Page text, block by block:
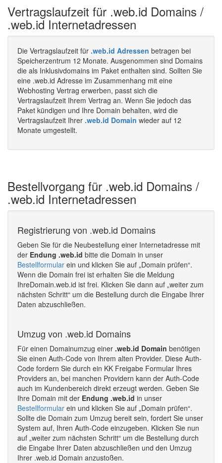
Vertragslaufzeit für .web.id Domains /
.web.id Internetadressen
Die Vertragslaufzeit für .web.id Adressen betragen bei
Speicherzentrum 12 Monate. Ausgenommen sind Domains
die als Inklusivdomains im Paket enthalten sind. Sollten Sie
eine .web.id Adresse im Zusammenhang mit eine
Webhosting Vertrag erwerben, passt sich die
Vertragslaufzeit Ihrem Vertrag an. Wenn Sie jedoch das
Paket kündigen und Ihre Domain behalten, wird die
Vertragslaufzeit Ihrer .web.id Domain wieder auf 12
Monate umgestellt.
Bestellvorgang für .web.id Domains /
.web.id Internetadressen
Registrierung von .web.id Domains
Geben Sie für die Neubestellung einer Internetadresse mit
der Endung .web.id bitte die Domain in unser
Bestellformular ein und klicken Sie auf „Domain prüfen“.
Wenn die Domain frei ist erhalten Sie die Meldung
IhreDomain.web.id ist frei. Klicken Sie dann auf „weiter zum
nächsten Schritt“ um die Bestellung durch die Eingabe Ihrer
Daten abzuschließen.
Umzug von .web.id Domains
Für einen Domainumzug einer .web.id Domain benötigen
Sie einen Auth-Code von Ihrem alten Provider. Diese Auth-
Code fordern Sie durch ein KK Freigabe Formular Ihres
Providers an, bei manchen Providern kann der Auth-Code
auch im Kundenbereich direkt erzeugt werden. Geben Sie
Ihre Domain mit der Endung .web.id in unser
Bestellformular ein und klicken Sie auf „Domain prüfen“.
Sollte die Domain zum Umzug bereit sein, fordert Sie unser
System auf, Ihren Auth-Code einzugeben. Klicken Sie nun
auf „weiter zum nächsten Schritt“ um die Bestellung durch
die Eingabe Ihrer Daten abzuschließen und den Umzug
Ihrer .web.id Domain anzustoßen.